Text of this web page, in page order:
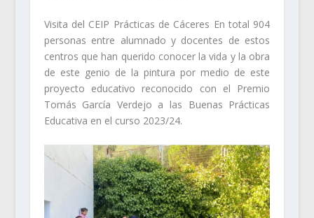
Visita del CEIP Prácticas de Cáceres En total 904
personas entre alumnado y docentes de estos
centros que han querido conocer la vida y la obra
de este genio de la pintura por medio de este
proyecto educativo reconocido con el Premio
Tomás García Verdejo a las Buenas Prácticas
Educativa en el curso 2023/24.